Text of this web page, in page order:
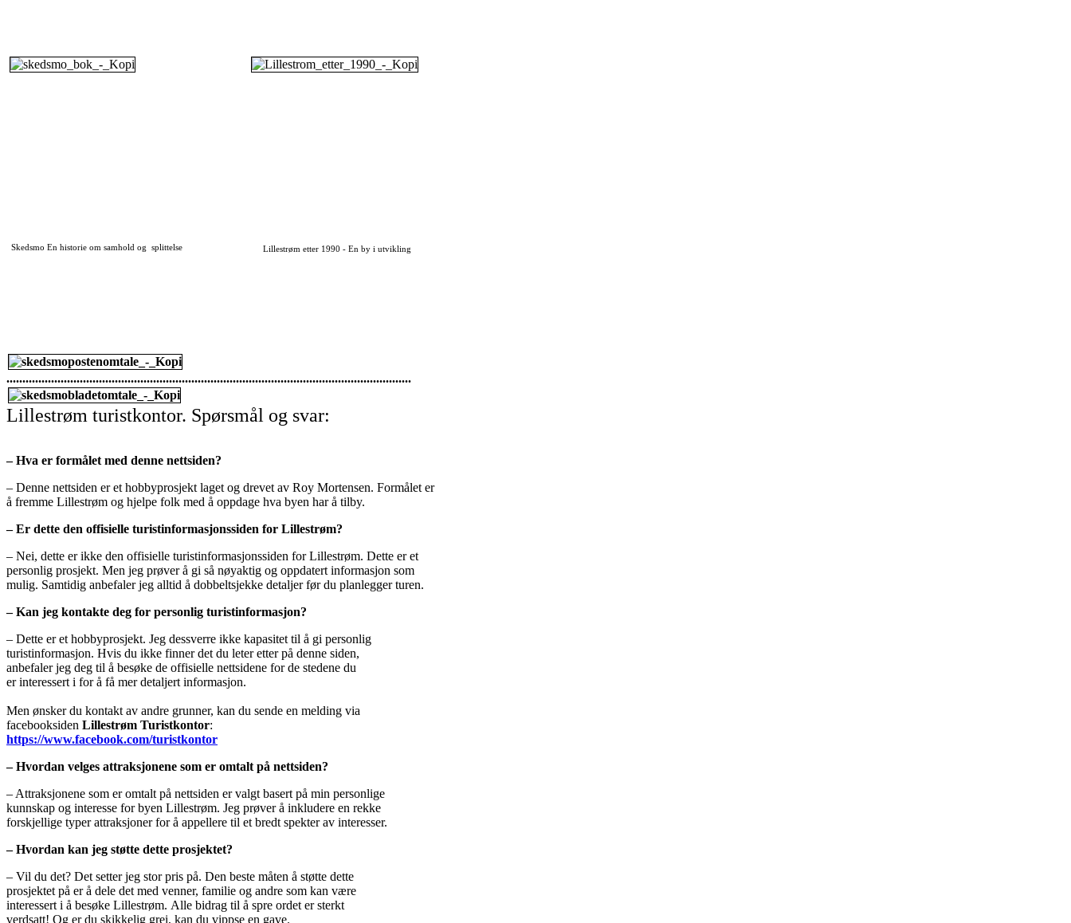
Skedsmo En historie om samhold og splittelse Lillestrøm etter 1990 - En by i utvikling
...............................................................................................................................
Lillestrøm turistkontor. Spørsmål og svar:
– Hva er formålet med denne nettsiden?
– Denne nettsiden er et hobbyprosjekt laget og drevet av Roy Mortensen. Formålet er
å fremme Lillestrøm og hjelpe folk med å oppdage hva byen har å tilby.
– Er dette den offisielle turistinformasjonssiden for Lillestrøm?
– Nei, dette er ikke den offisielle turistinformasjonssiden for Lillestrøm. Dette er et
personlig prosjekt. Men jeg prøver å gi så nøyaktig og oppdatert informasjon som
mulig. Samtidig anbefaler jeg alltid å dobbeltsjekke detaljer før du planlegger turen.
– Kan jeg kontakte deg for personlig turistinformasjon?
– Dette er et hobbyprosjekt. Jeg dessverre ikke kapasitet til å gi personlig
turistinformasjon. Hvis du ikke finner det du leter etter på denne siden,
anbefaler jeg deg til å besøke de offisielle nettsidene for de stedene du
er interessert i for å få mer detaljert informasjon.
Men ønsker du kontakt av andre grunner, kan du sende en melding via
facebooksiden Lillestrøm Turistkontor:
https://www.facebook.com/turistkontor
– Hvordan velges attraksjonene som er omtalt på nettsiden?
– Attraksjonene som er omtalt på nettsiden er valgt basert på min personlige
kunnskap og interesse for byen Lillestrøm. Jeg prøver å inkludere en rekke
forskjellige typer attraksjoner for å appellere til et bredt spekter av interesser.
– Hvordan kan jeg støtte dette prosjektet?
– Vil du det? Det setter jeg stor pris på. Den beste måten å støtte dette
prosjektet på er å dele det med venner, familie og andre som kan være
interessert i å besøke Lillestrøm. Alle bidrag til å spre ordet er sterkt
verdsatt! Og er du skikkelig grei, kan du vippse en gave.